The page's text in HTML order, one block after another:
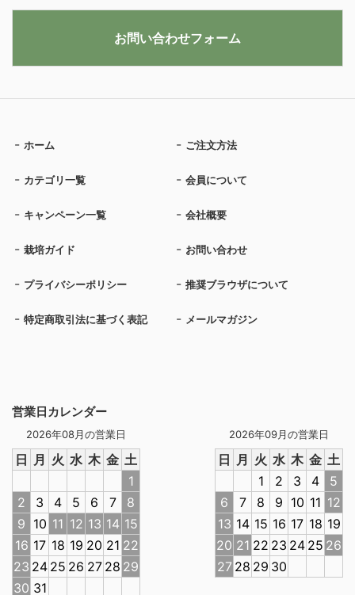
営業日カレンダー
2026年08月の営業日
日 月 火 水 木 金 土
1
2
3 4 5 6 7
8
9 10 11 12 13 14 15
16 17 18 19 20 21 22
23 24 25 26 27 28 29
30 31
2026年09月の営業日
日 月 火 水 木 金 土
1
2 3 4
5
6
7 8 9 10 11 12
13 14 15 16 17 18 19
20 21 22 23 24 25 26
27 28 29 30
ホーム ご注文方法
カテゴリ一覧 会員について
キャンペーン一覧 会社概要
栽培ガイド お問い合わせ
プライバシーポリシー 推奨ブラウザについて
特定商取引法に基づく表記 メールマガジン
お問い合わせフォーム